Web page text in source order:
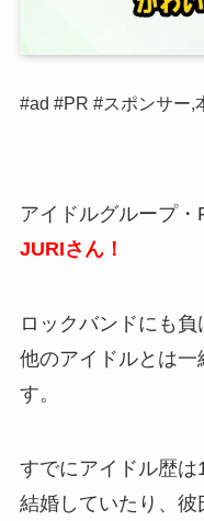
#ad #PR #スポンサー,
アイドルグループ
JURIさん！
ロックバンドにも
他のアイドルとは一
す。
すでにアイドル歴は
結婚していたり、彼